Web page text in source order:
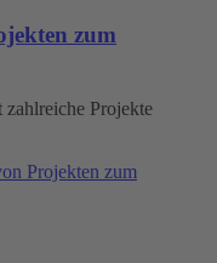
zum
zahlreiche Projekte
Projekten zum